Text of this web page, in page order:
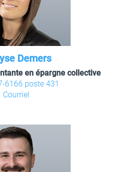
Demers
en épargne collective
6166 poste 431
Courriel